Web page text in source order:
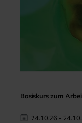
Basiskurs zum
24.10.26 -